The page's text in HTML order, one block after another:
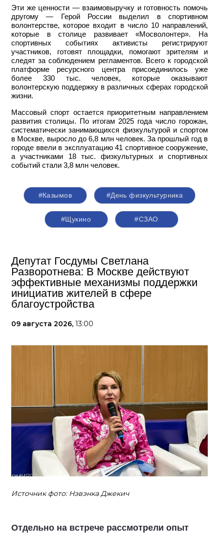
Эти же ценности — взаимовыручку и готовность помочь
другому — Герой России выделил в спортивном
волонтерстве, которое входит в число 10 направлений,
которые в столице развивает «Мосволонтер». На
спортивных событиях активисты регистрируют
участников, готовят площадки, помогают зрителям и
следят за соблюдением регламентов. Всего к городской
платформе ресурсного центра присоединилось уже
более 330 тыс. человек, которые оказывают
волонтерскую поддержку в различных сферах городской
жизни.
Массовый спорт остается приоритетным направлением
развития столицы. По итогам 2025 года число горожан,
систематически занимающихся физкультурой и спортом
в Москве, выросло до 6,8 млн человек. За прошлый год в
городе ввели в эксплуатацию 41 спортивное сооружение,
а участниками 18 тыс. физкультурных и спортивных
событий стали 3,8 млн человек.
#Казымов #День физкультурника
#Щукино #СЗАО
Депутат Госдумы Светлана
Разворотнева: В Москве действуют
эффективные механизмы поддержки
инициатив жителей в сфере
благоустройства
09 августа 2026, 13:00
Источник фото: Нэвэнка Джекич
Отдельно на встрече рассмотрели опыт